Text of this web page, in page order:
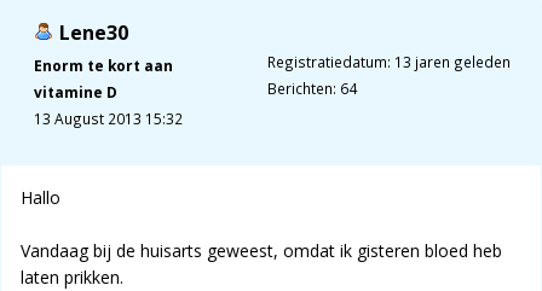
Lene30
Enorm te kort aan
vitamine D
13 August 2013 15:32
Registratiedatum: 13 jaren geleden
Berichten: 64
Hallo
Vandaag bij de huisarts geweest, omdat ik gisteren bloed heb
laten prikken.